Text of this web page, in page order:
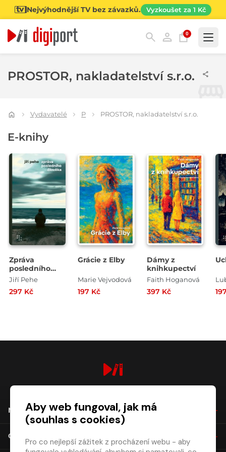
Nejvýhodnější TV bez závazků. Vyzkoušet za 1 Kč
0
PROSTOR, nakladatelství s.r.o.
Vydavatelé P PROSTOR, nakladatelství s.r.o.
E-knihy
Zpráva
posledního
člověka
Jiří Pehe
297 Kč
Grácie z Elby
Marie Vejvodová
197 Kč
Dámy z
knihkupectví
Faith Hoganová
397 Kč
NÁKUP
O SPOLEČNOSTI
Aby web fungoval, jak má
(souhlas s cookies)
Pro co nejlepší zážitek z procházení webu - aby